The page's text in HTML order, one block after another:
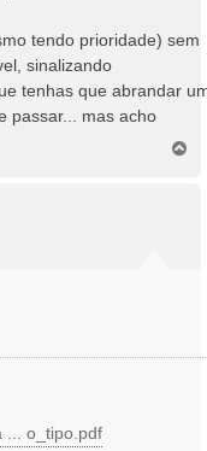
tendo prioridade) sem
sinalizando
tenhas que abrandar
passar... mas acho
... o_tipo.pdf